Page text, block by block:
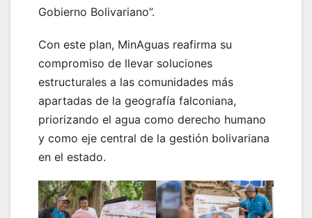
Gobierno Bolivariano”.
Con este plan, MinAguas reafirma su
compromiso de llevar soluciones
estructurales a las comunidades más
apartadas de la geografía falconiana,
priorizando el agua como derecho humano
y como eje central de la gestión bolivariana
en el estado.